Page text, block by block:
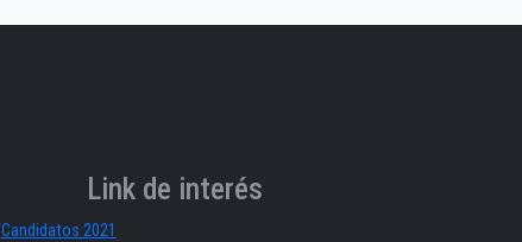
Link de interés
Candidatos 2021